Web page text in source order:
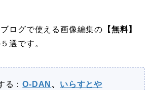
ログで使える画像編集の 【無料】
選です。
る：O-DAN 、 いらすとや